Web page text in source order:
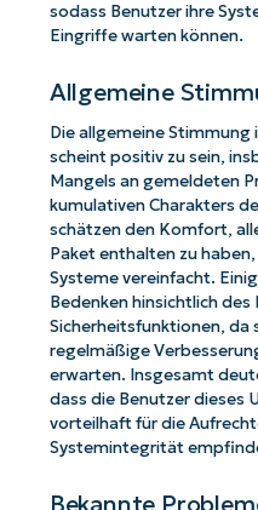
sodass Benutzer ihre
Eingriffe warten können.
Allgemeine
Die allgemeine
scheint positiv zu sein,
Mangels an gemeldeten
kumulativen Charakters
schätzen den Komfort,
Paket enthalten zu
Systeme vereinfacht.
Bedenken hinsichtlich des
Sicherheitsfunktionen, da
regelmäßige
erwarten. Insgesamt
dass die Benutzer dieses
vorteilhaft für die
Systemintegrität
Bekannte